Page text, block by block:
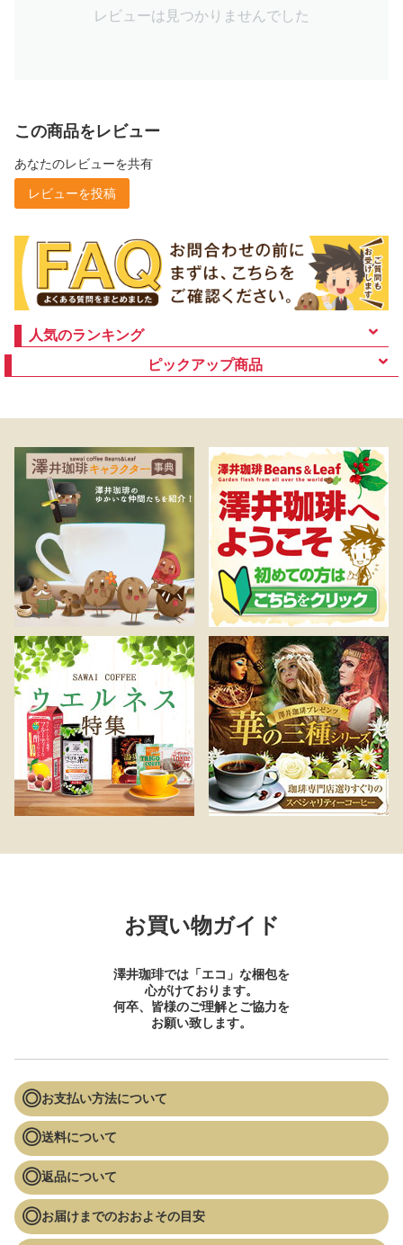
レビューは見つかりませんでした
この商品をレビュー
あなたのレビューを共有
レビューを投稿
人気のランキング
ピックアップ商品
お買い物ガイド
澤井珈琲では「エコ」な梱包を
心がけております。
何卒、皆様のご理解とご協力を
お願い致します。
お支払い方法について
送料について
返品について
お届けまでのおおよその目安